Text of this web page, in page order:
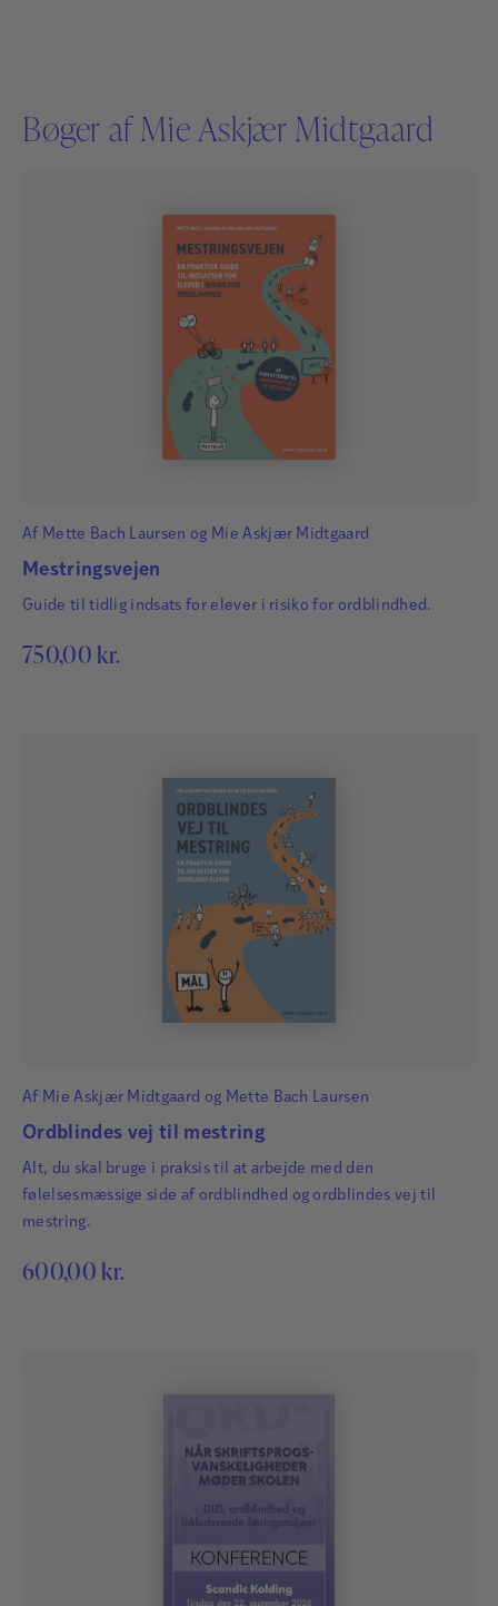
Bøger af Mie Askjær Midtgaard
Af Mette Bach Laursen og Mie Askjær Midtgaard
Mestringsvejen
Guide til tidlig indsats for elever i risiko for ordblindhed.
750,00 kr.
Af Mie Askjær Midtgaard og Mette Bach Laursen
Ordblindes vej til mestring
Alt, du skal bruge i praksis til at arbejde med den
følelsesmæssige side af ordblindhed og ordblindes vej til
mestring.
600,00 kr.